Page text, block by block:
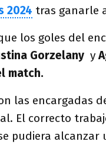
2024 tras ganarle
los goles del
Gorzelany y
match.
las encargadas
El correcto
pudiera alcanzar